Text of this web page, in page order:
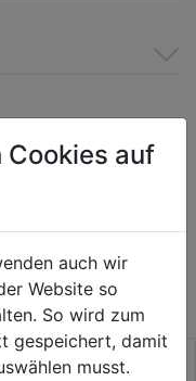
Cookies auf
auch wir
Website so
So wird zum
gespeichert, damit
musst.